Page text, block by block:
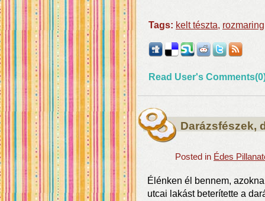
Tags: kelt tészta, rozmaring
Read User's
Darázsfészek,
Posted in Édes
Élénken él bennem,
utcai lakást beterítette a